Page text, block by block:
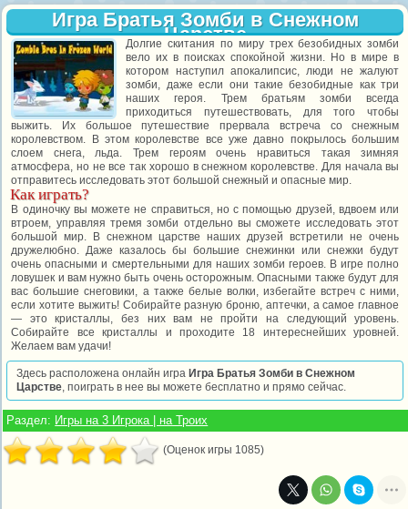
Игра Братья Зомби в Снежном
Царстве
Долгие скитания по миру трех безобидных зомби
вело их в поисках спокойной жизни. Но в мире в
котором наступил апокалипсис, люди не жалуют
зомби, даже если они такие безобидные как три
наших героя. Трем братьям зомби всегда
приходиться путешествовать, для того чтобы
выжить. Их большое путешествие прервала встреча со снежным
королевством. В этом королевстве все уже давно покрылось большим
слоем снега, льда. Трем героям очень нравиться такая зимняя
атмосфера, но не все так хорошо в снежном королевстве. Для начала вы
отправитесь исследовать этот большой снежный и опасные мир.
Как играть?
В одиночку вы можете не справиться, но с помощью друзей, вдвоем или
втроем, управляя тремя зомби отдельно вы сможете исследовать этот
большой мир. В снежном царстве наших друзей встретили не очень
дружелюбно. Даже казалось бы большие снежинки или снежки будут
очень опасными и смертельными для наших зомби героев. В игре полно
ловушек и вам нужно быть очень осторожным. Опасными также будут для
вас большие снеговики, а также белые волки, избегайте встреч с ними,
если хотите выжить! Собирайте разную броню, аптечки, а самое главное
— это кристаллы, без них вам не пройти на следующий уровень.
Собирайте все кристаллы и проходите 18 интереснейших уровней.
Желаем вам удачи!
Здесь расположена онлайн игра Игра Братья Зомби в Снежном
Царстве, поиграть в нее вы можете бесплатно и прямо сейчас.
Раздел: Игры на 3 Игрока | на Троих
(Оценок игры 1085)